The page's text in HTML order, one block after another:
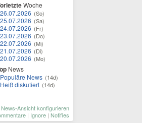
Woche
26.07.2026 (So)
25.07.2026 (Sa)
24.07.2026 (Fr)
23.07.2026 (Do)
22.07.2026 (Mi)
21.07.2026 (Di)
20.07.2026 (Mo)
News
Populäre News (14d)
Heiß diskutiert (14d)
News-Ansicht konfigurieren
| Ignore | Notifies